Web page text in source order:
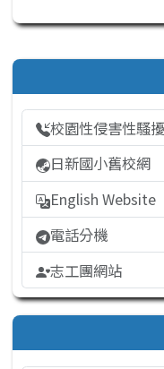
右邊區域內容
校園性侵害性騷
日新國小舊校網
English Website
電話分機
志工團網站